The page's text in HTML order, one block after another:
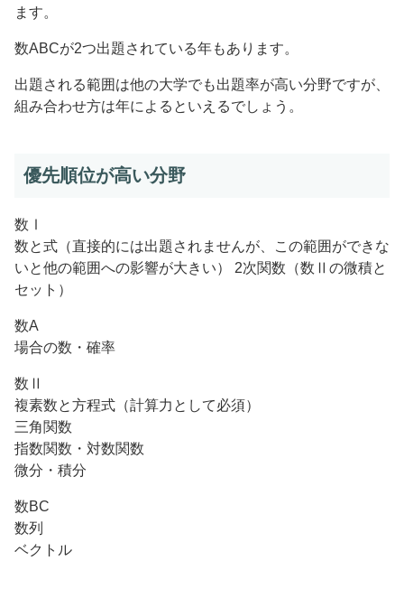
ます。
数ABCが2つ出題されている年もあります。
出題される範囲は他の大学でも出題率が高い分野ですが、
組み合わせ方は年によるといえるでしょう。
優先順位が高い分野
数Ⅰ
数と式（直接的には出題されませんが、この範囲ができな
いと他の範囲への影響が大きい） 2次関数（数Ⅱの微積と
セット）
数A
場合の数・確率
数Ⅱ
複素数と方程式（計算力として必須）
三角関数
指数関数・対数関数
微分・積分
数BC
数列
ベクトル